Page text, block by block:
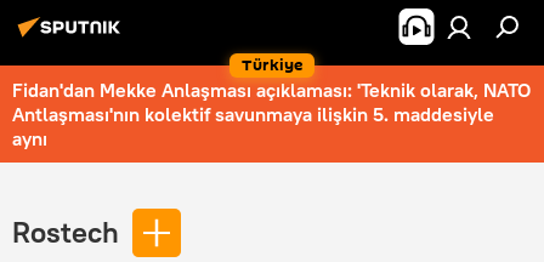
Türkiye
Fidan'dan Mekke Anlaşması açıklaması: 'Teknik olarak, NATO
Antlaşması'nın kolektif savunmaya ilişkin 5. maddesiyle
aynı
Rostech